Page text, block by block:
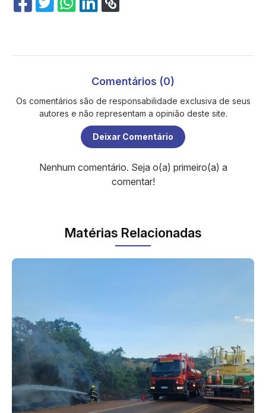
Comentários (0)
Os comentários são de responsabilidade exclusiva de seus
autores e não representam a opinião deste site.
Deixar Comentário
Nenhum comentário. Seja o(a) primeiro(a) a
comentar!
Matérias Relacionadas